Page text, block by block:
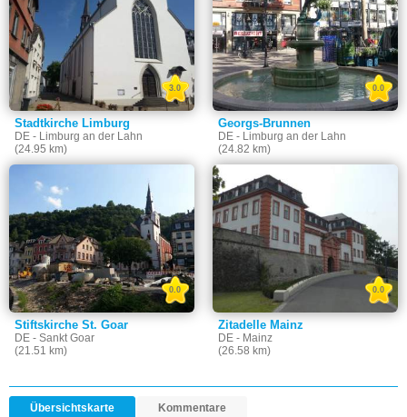
Stadtkirche Limburg
DE - Limburg an der Lahn
(24.95 km)
3.0
Georgs-Brunnen
DE - Limburg an der Lahn
(24.82 km)
0.0
Stiftskirche St. Goar
DE - Sankt Goar
(21.51 km)
0.0
Zitadelle Mainz
DE - Mainz
(26.58 km)
0.0
Übersichtskarte Kommentare